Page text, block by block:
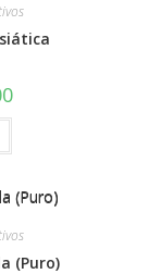
(Puro)